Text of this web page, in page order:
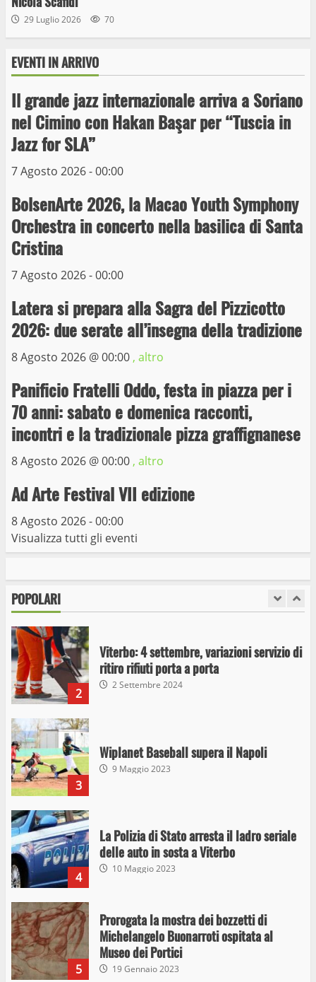
29 Luglio 2026 70
EVENTI IN ARRIVO
Il grande jazz internazionale arriva a Soriano
nel Cimino con Hakan Başar per “Tuscia in
Jazz for SLA”
7 Agosto 2026 - 00:00
BolsenArte 2026, la Macao Youth Symphony
Orchestra in concerto nella basilica di Santa
Cristina
7 Agosto 2026 - 00:00
Latera si prepara alla Sagra del Pizzicotto
2026: due serate all’insegna della tradizione
8 Agosto 2026 @00:00 , altro
Panificio Fratelli Oddo, festa in piazza per i
70 anni: sabato e domenica racconti,
incontri e la tradizionale pizza graffignanese
8 Agosto 2026 @00:00 , altro
Ad Arte Festival VII edizione
8 Agosto 2026 - 00:00
Visualizza tutti gli eventi
POPOLARI
3
Wiplanet Baseball supera il Napoli
9 Maggio 2023
4
La Polizia di Stato arresta il ladro seriale
delle auto in sosta a Viterbo
10 Maggio 2023
5
Prorogata la mostra dei bozzetti di
Museo dei Portici
19 Gennaio 2023
6
Trasporto pubblico locale, trasferimento
capolinea al terminal Riello dal 15 al 17
giugno
15 Giugno 2023
Giochi Sportivi Studenteschi di Atletica a
Viterbo
10 Maggio 2023
I Carabinieri arrestano due giovani per
stupefacenti
2
Viterbo: 4 settembre, variazioni servizio di
ritiro rifiuti porta a porta
2 Settembre 2024
3
Wiplanet Baseball supera il Napoli
9 Maggio 2023
4
La Polizia di Stato arresta il ladro seriale
delle auto in sosta a Viterbo
10 Maggio 2023
5
Prorogata la mostra dei bozzetti di
Michelangelo Buonarroti ospitata al
Museo dei Portici
19 Gennaio 2023